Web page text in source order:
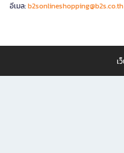
อีเมล:b2sonlineshopping@b2s.co.th
เ